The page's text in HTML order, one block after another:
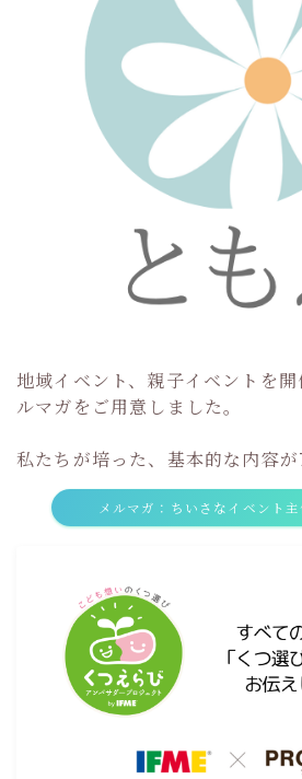
地域イベント、親子イベントを
ルマガをご用意しました。
私たちが培った、基本的な内容が
メルマガ：ちいさなイベント